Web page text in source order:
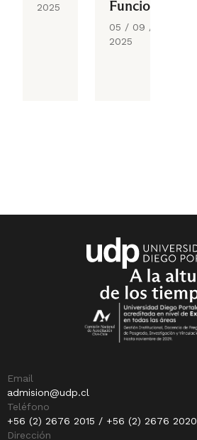
2025
Funcionales
III
05 / 09 /
2025
Email
admision@udp.cl
Teléfono
+56 (2) 2676 2015 / +56 (2) 2676 2020
Dirección